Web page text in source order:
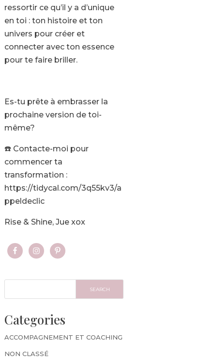
ressortir ce qu’il y a d’unique
en toi : ton histoire et ton
univers pour créer et
connecter avec ton essence
pour te faire briller.
Es-tu prête à embrasser la
prochaine version de toi-
même?
☎️ Contacte-moi pour
commencer ta
transformation :
https://tidycal.com/3q55kv3/a
ppeldeclic
Rise & Shine, Jue xox
Categories
ACCOMPAGNEMENT ET COACHING
NON CLASSÉ